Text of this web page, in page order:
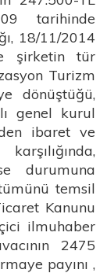
tarihinde
18/11/2014
şirketin tür
Turizm
dönüştüğü,
genel kurul
ibaret ve
durumuna
temsil
Kanunu
ilmuhaber
2475
payını ,